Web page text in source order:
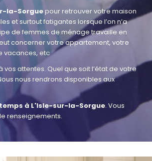
la-Sorguepour retrouver votre maison
et surtout fatigantes lorsque l’on n’a
de femmes de ménage travaille en
concerner votre appartement, votre
vacances, etc
attentes. Quel que soit l’état de votre
nous rendrons disponibles aux
à L'Isle-sur-la-Sorgue. Vous
renseignements.